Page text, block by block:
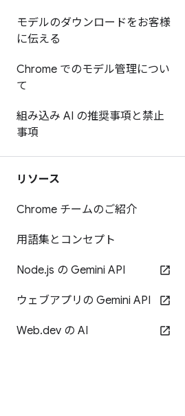
モデルのダウンロードをお客様
に伝える
Chrome でのモデル管理につい
て
組み込み AI の推奨事項と禁止
事項
リソース
Chrome チームのご紹介
用語集とコンセプト
Node.js の Gemini API
ウェブアプリの Gemini API
Web.dev の AI